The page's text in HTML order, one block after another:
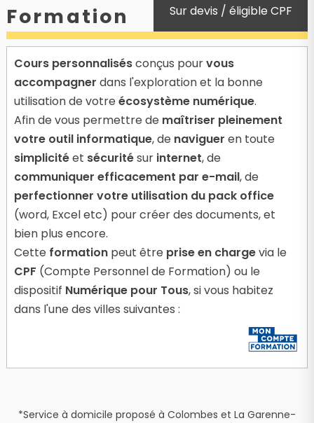
Formation Sur devis / éligible CPF
Cours personnalisésconçus pourvous
accompagner dans l'exploration et la bonne
utilisation de votre écosystème numérique.
Afin de vous permettre de maîtriser pleinement
votre outil informatique, de naviguer en toute
simplicitéet sécuritésur internet, de
communiquer efficacement par e-mail, de
perfectionner votre utilisation du pack office
(word, Excel etc) pour créer des documents, et
bien plus encore.
Cette formationpeut être prise en chargevia le
CPF (Compte Personnel de Formation) ou le
dispositif Numérique pour Tous, si vous habitez
dans l'une des villes suivantes :
*Service à domicile proposé à Colombes et La Garenne-